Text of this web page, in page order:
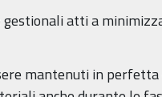
atti a
mantenuti in